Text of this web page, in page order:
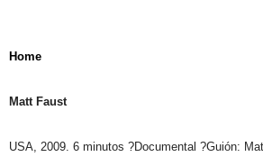
Home
Matt Faust
USA, 2009. 6 minutos ?Documental ?Guión: